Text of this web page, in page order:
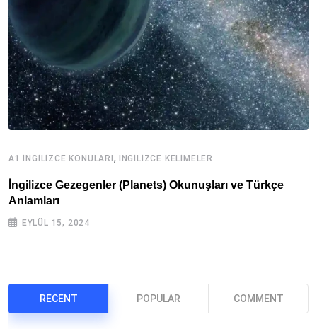
A1 İNGILIZCE KONULARI , İNGILIZCE KELIMELER
İngilizce Gezegenler (Planets) Okunuşları ve Türkçe
Anlamları
EYLÜL 15, 2024
RECENT POPULAR COMMENT